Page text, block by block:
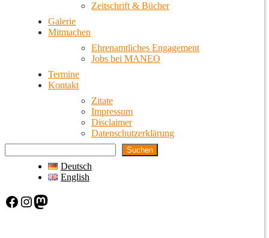
Zeitschrift & Bücher
Galerie
Mitmachen
Ehrenamtliches Engagement
Jobs bei MANEO
Termine
Kontakt
Zitate
Impressum
Disclaimer
Datenschutzerklärung
Suchen
Deutsch
English
Facebook Instagram Mastodon